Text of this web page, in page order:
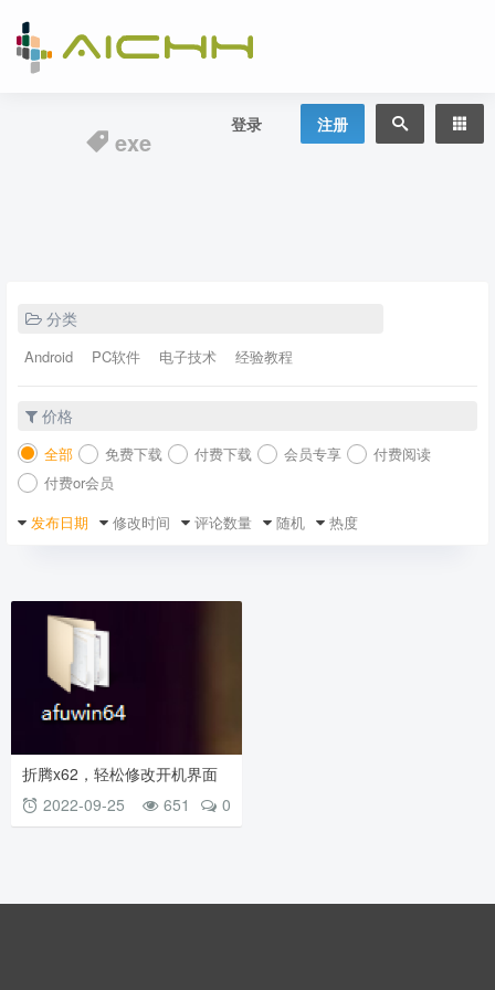
登录 注册
exe
分类
Android PC软件 电子技术 经验教程
价格
全部 免费下载 付费下载 会员专享
付费阅读
付费or会员
发布日期
修改时间 评论数量 随机 热度
折腾x62，轻松修改开机界面
2022-09-25
0
651